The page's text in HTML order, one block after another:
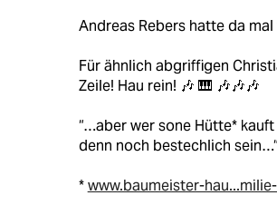
Andreas Rebers hatte da mal
Für ähnlich abgriffigen
Zeile! Hau rein! 🎶 🎹 🎶🎶🎶
“…aber wer sone Hütte*
denn noch bestechlich sein…“
*www.baumeister-